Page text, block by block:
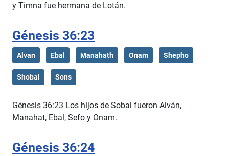
y Timna fue hermana de Lotán.
Génesis 36:23
Alvan Ebal Manahath Onam Shepho
Shobal Sons
Génesis 36:23 Los hijos de Sobal fueron Alván,
Manahat, Ebal, Sefo y Onam.
Génesis 36:24